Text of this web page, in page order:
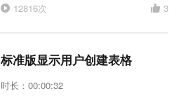
12816次 3
标准版显示用户创建表格
时长：00:00:32